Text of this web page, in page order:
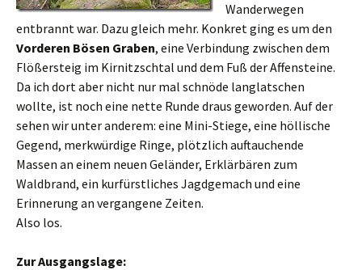
Wanderwegen
entbrannt war. Dazu gleich mehr. Konkret ging es um den
Vorderen Bösen Graben, eine Verbindung zwischen dem
Flößersteig im Kirnitzschtal und dem Fuß der Affensteine.
Da ich dort aber nicht nur mal schnöde langlatschen
wollte, ist noch eine nette Runde draus geworden. Auf der
sehen wir unter anderem: eine Mini-Stiege, eine höllische
Gegend, merkwürdige Ringe, plötzlich auftauchende
Massen an einem neuen Geländer, Erklärbären zum
Waldbrand, ein kurfürstliches Jagdgemach und eine
Erinnerung an vergangene Zeiten.
Also los.
Zur Ausgangslage: